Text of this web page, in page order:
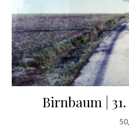
Birnbaum |